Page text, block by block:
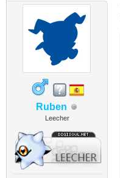
Ruben
Leecher